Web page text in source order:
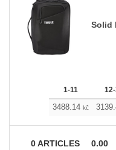
Solid
1-11
3488.14 kč
0ARTICLES
0.00